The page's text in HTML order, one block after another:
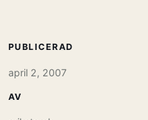
PUBLICERAD
april 2, 2007
AV